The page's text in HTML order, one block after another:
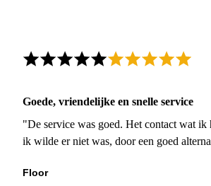
Goede, vriendelijke en snelle service
"De service was goed. Het contact wat
ik wilde er niet was, door een goed
Floor